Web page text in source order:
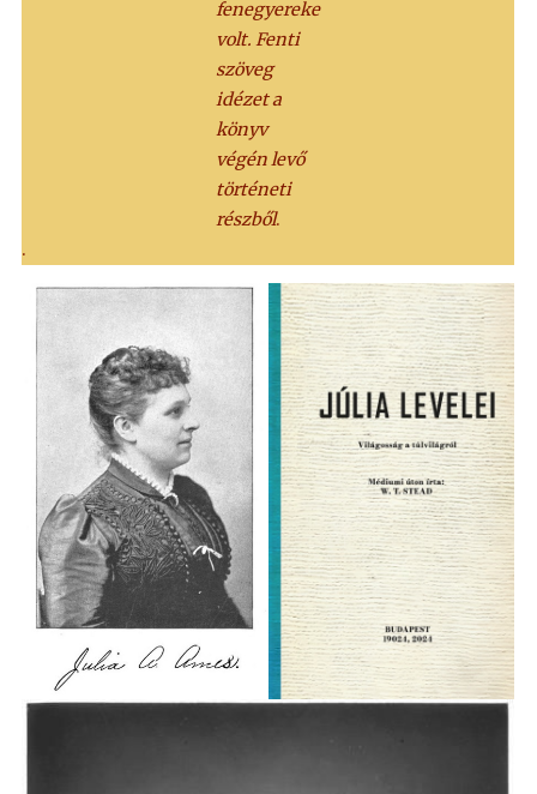
fenegyereke
volt. Fenti
szöveg
idézet a
könyv
végén levő
történeti
részből.
.